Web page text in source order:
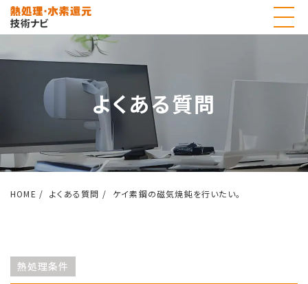
よくある質問
HOME よくある質問 ケイ素鋼の磁気焼鈍を行いたい。
熱処理条件